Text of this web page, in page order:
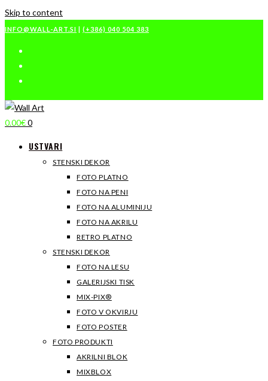
Skip to content
INFO@WALL-ART.SI | (+386) 040 504 383
0.00€0
USTVARI
STENSKI DEKOR
FOTO PLATNO
FOTO NA PENI
FOTO NA ALUMINIJU
FOTO NA AKRILU
RETRO PLATNO
STENSKI DEKOR
FOTO NA LESU
GALERIJSKI TISK
MIX-PIX®
FOTO V OKVIRJU
FOTO POSTER
FOTO PRODUKTI
AKRILNI BLOK
MIXBLOX